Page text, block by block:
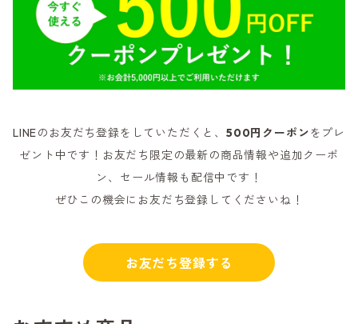
LINEのお友だち登録をしていただくと、500円クーポンをプレ
ゼント中です！お友だち限定の最新の商品情報や追加クーポ
ン、セール情報も配信中です！
ぜひこの機会にお友だち登録してくださいね！
お友だち登録する